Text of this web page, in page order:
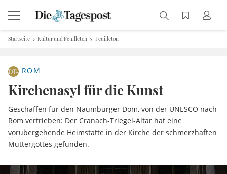
Startseite Kultur und Feuilleton Feuilleton
ROM
Kirchenasyl für die Kunst
Geschaffen für den Naumburger Dom, von der UNESCO nach
Rom vertrieben: Der Cranach-Triegel-Altar hat eine
vorübergehende Heimstätte in der Kirche der schmerzhaften
Muttergottes gefunden.